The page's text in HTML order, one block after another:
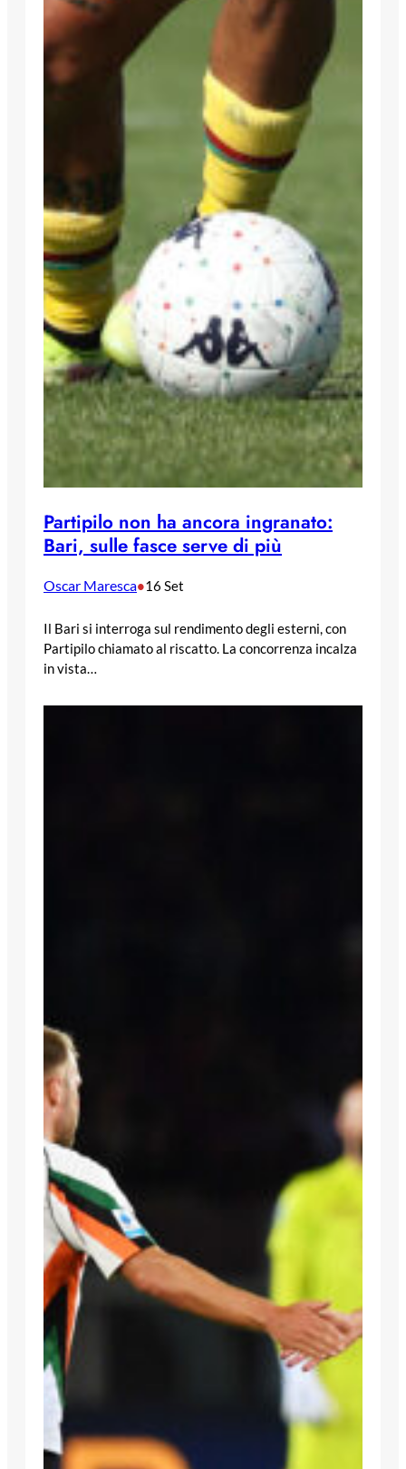
Partipilo non ha ancora ingranato:
Bari, sulle fasce serve di più
Oscar Maresca•16 Set
Il Bari si interroga sul rendimento degli esterni, con
Partipilo chiamato al riscatto. La concorrenza incalza
in vista…